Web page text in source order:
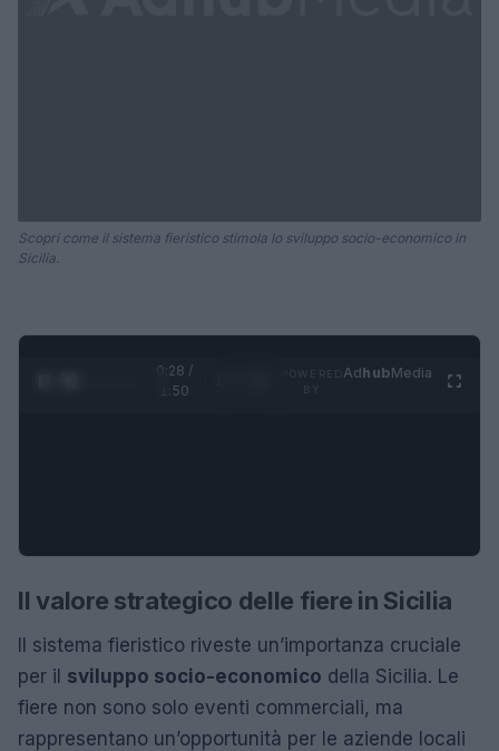
Scopri come il sistema fieristico stimola lo sviluppo socio-economico in
Sicilia.
0:28 /
1:50
AdhubMedia
Il valore strategico delle fiere in Sicilia
Il sistema fieristico riveste un’importanza cruciale
per il sviluppo socio-economico della Sicilia. Le
fiere non sono solo eventi commerciali, ma
rappresentano un’opportunità per le aziende locali